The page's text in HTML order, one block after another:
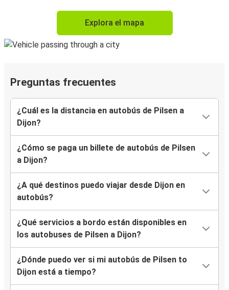
Explora el mapa
Preguntas frecuentes
¿Cuál es la distancia en autobús de Pilsen a
Dijon?
¿Cómo se paga un billete de autobús de Pilsen
a Dijon?
¿A qué destinos puedo viajar desde Dijon en
autobús?
¿Qué servicios a bordo están disponibles en
los autobuses de Pilsen a Dijon?
¿Dónde puedo ver si mi autobús de Pilsen to
Dijon está a tiempo?